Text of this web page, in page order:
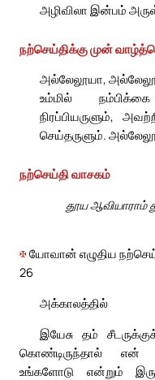
அழிவிலா இன்பம்
நற்செய்திக்கு முன்
அல்லேலூயா,
உம்மில்
நிரப்பியருளும்,
செய்தருளும்.
நற்செய்தி வாசகம்
தூய
✠யோவான் எழுதிய
26
அக்காலத்தில்
இயேசு தம்
கொண்டிருந்தால் என்
உங்களோடு என்றும்